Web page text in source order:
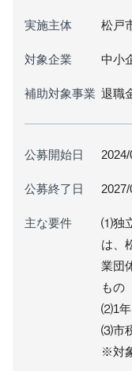
実施主体 松戸
対象企業 中小
補助対象事業 退職
公募開始日
公募終了日
主な要件
⑴独
は、
業団
もの
⑵1年
⑶市
※対